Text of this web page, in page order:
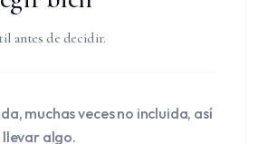
antes de decidir.
muchas veces no incluida, así
llevar algo.